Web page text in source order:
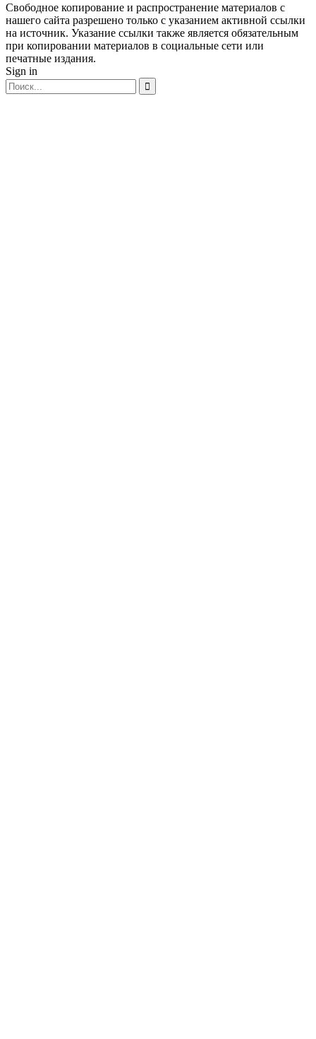
Свободное копирование и распространение материалов с
нашего сайта разрешено только с указанием активной ссылки
на источник. Указание ссылки также является обязательным
при копировании материалов в социальные сети или
печатные издания.
Sign in